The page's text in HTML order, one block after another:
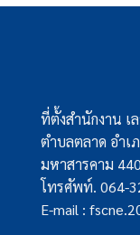
ที่ตั้งสำนักงาน
ตำบลตลาด อำเ
มหาสารคาม
โทรศัพท์. 064-
E-mail :